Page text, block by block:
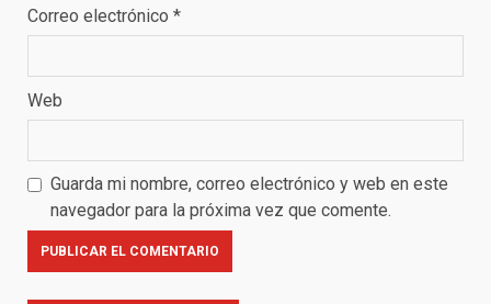
Correo electrónico *
Web
Guarda mi nombre, correo electrónico y web en este
navegador para la próxima vez que comente.